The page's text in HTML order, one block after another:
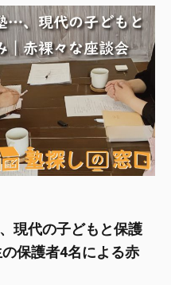
現代の子どもと保護
保護者4名による赤